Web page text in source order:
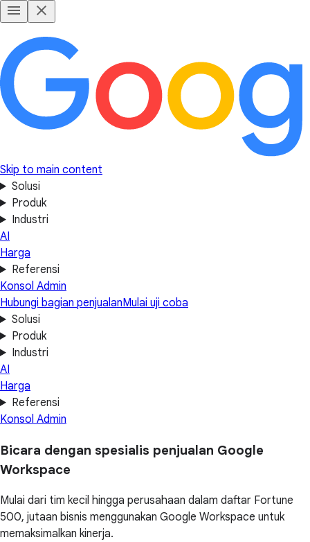
Skip to main content
Solusi
Produk
Industri
AI
Harga
Referensi
Konsol Admin
Hubungi bagian penjualanMulai uji coba
Solusi
Produk
Industri
AI
Harga
Referensi
Konsol Admin
Bicara dengan spesialis penjualan Google
Workspace
Mulai dari tim kecil hingga perusahaan dalam daftar Fortune
500, jutaan bisnis menggunakan Google Workspace untuk
memaksimalkan kinerja.